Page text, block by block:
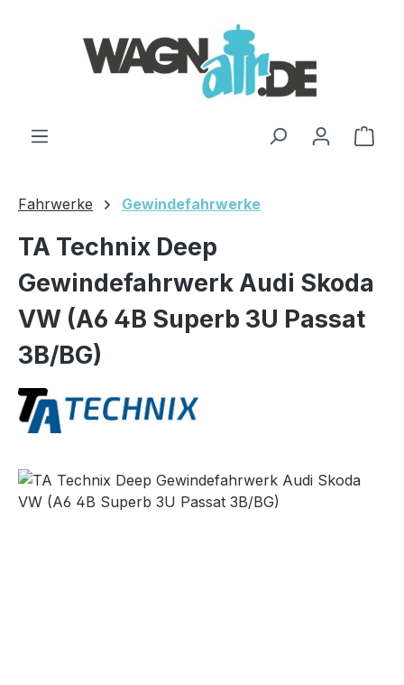
Fahrwerke Gewindefahrwerke
TA Technix Deep
Gewindefahrwerk Audi Skoda
VW (A6 4B Superb 3U Passat
3B/BG)
Bildergalerie überspringen